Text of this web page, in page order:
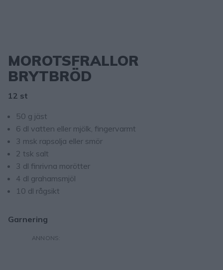
MOROTSFRALLOR
BRYTBRÖD
12 st
50 g jäst
6 dl vatten eller mjölk, fingervarmt
3 msk rapsolja eller smör
2 tsk salt
3 dl finrivna morötter
4 dl grahamsmjöl
10 dl rågsikt
Garnering